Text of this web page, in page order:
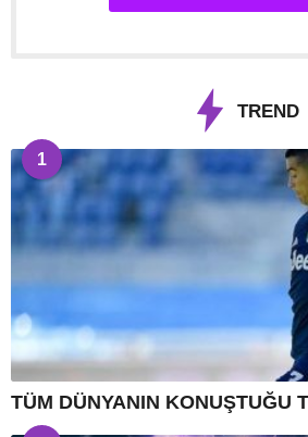
TREND
1
TÜM DÜNYANIN KONUŞTUĞU